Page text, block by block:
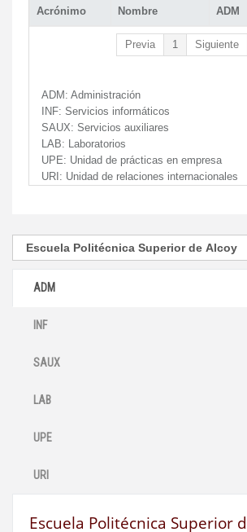
Acrónimo Nombre ADM
Previa 1 Siguiente
ADM: Administración
INF: Servicios informáticos
SAUX: Servicios auxiliares
LAB: Laboratorios
UPE: Unidad de prácticas en empresa
URI: Unidad de relaciones internacionales
ADM
INF
SAUX
LAB
UPE
URI
Escuela Politécnica Superior